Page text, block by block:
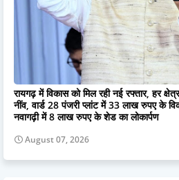
रायगढ़ में विकास को मिल रही नई रफ्तार, हर
नींव, वार्ड 28 पंजरी प्लांट में 33 लाख रुपए के
नवागढ़ी में 8 लाख रुपए के शेड का लोकार्पण
August 07, 2026